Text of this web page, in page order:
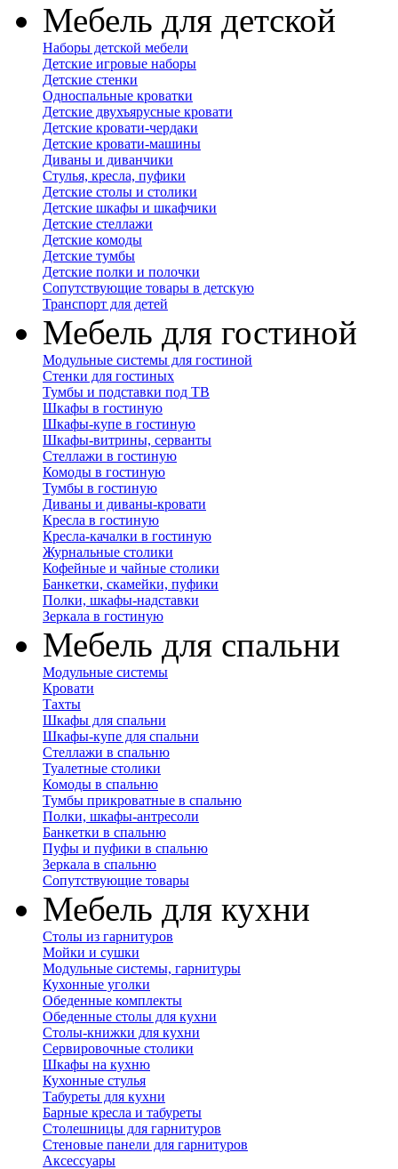
Мебель для детской
Наборы детской мебели
Детские игровые наборы
Детские стенки
Односпальные кроватки
Детские двухъярусные кровати
Детские кровати-чердаки
Детские кровати-машины
Диваны и диванчики
Стулья, кресла, пуфики
Детские столы и столики
Детские шкафы и шкафчики
Детские стеллажи
Детские комоды
Детские тумбы
Детские полки и полочки
Сопутствующие товары в детскую
Транспорт для детей
Мебель для гостиной
Модульные системы для гостиной
Стенки для гостиных
Тумбы и подставки под ТВ
Шкафы в гостиную
Шкафы-купе в гостиную
Шкафы-витрины, серванты
Стеллажи в гостиную
Комоды в гостиную
Тумбы в гостиную
Диваны и диваны-кровати
Кресла в гостиную
Кресла-качалки в гостиную
Журнальные столики
Кофейные и чайные столики
Банкетки, скамейки, пуфики
Полки, шкафы-надставки
Зеркала в гостиную
Мебель для спальни
Модульные системы
Кровати
Тахты
Шкафы для спальни
Шкафы-купе для спальни
Стеллажи в спальню
Туалетные столики
Комоды в спальню
Тумбы прикроватные в спальню
Полки, шкафы-антресоли
Банкетки в спальню
Пуфы и пуфики в спальню
Зеркала в спальню
Сопутствующие товары
Мебель для кухни
Столы из гарнитуров
Мойки и сушки
Модульные системы, гарнитуры
Кухонные уголки
Обеденные комплекты
Обеденные столы для кухни
Столы-книжки для кухни
Сервировочные столики
Шкафы на кухню
Кухонные стулья
Табуреты для кухни
Барные кресла и табуреты
Столешницы для гарнитуров
Стеновые панели для гарнитуров
Аксессуары